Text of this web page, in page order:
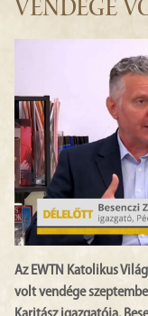
VENDÉGE
Az EWTN Katolikus
volt vendége